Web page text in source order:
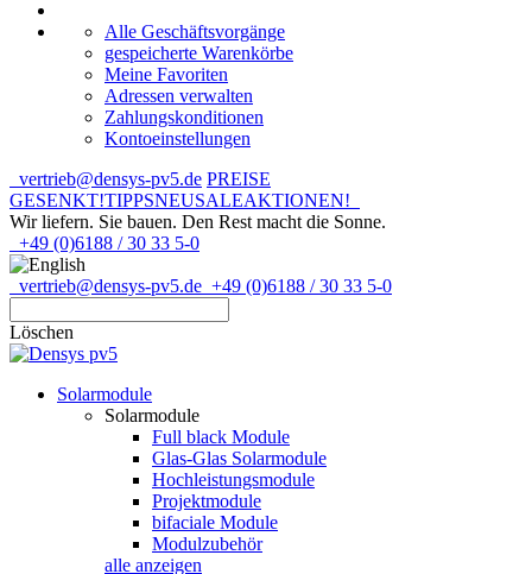
Alle Geschäftsvorgänge
gespeicherte Warenkörbe
Meine Favoriten
Adressen verwalten
Zahlungskonditionen
Kontoeinstellungen
vertrieb@densys-pv5.de PREISE
GESENKT!TIPPSNEUSALEAKTIONEN!
Wir liefern. Sie bauen. Den Rest macht die Sonne.
+49 (0)6188 / 30 33 5-0
vertrieb@densys-pv5.de +49 (0)6188 / 30 33 5-0
Löschen
Solarmodule
Solarmodule
Full black Module
Glas-Glas Solarmodule
Hochleistungsmodule
Projektmodule
bifaciale Module
Modulzubehör
alle anzeigen